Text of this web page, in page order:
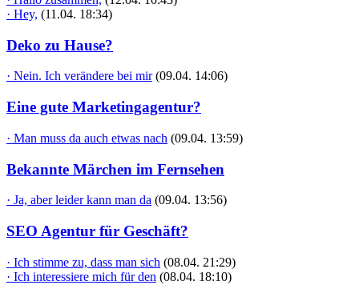
· Hey, (11.04. 18:34)
Deko zu Hause?
· Nein. Ich verändere bei mir (09.04. 14:06)
Eine gute Marketingagentur?
· Man muss da auch etwas nach (09.04. 13:59)
Bekannte Märchen im Fernsehen
· Ja, aber leider kann man da (09.04. 13:56)
SEO Agentur für Geschäft?
· Ich stimme zu, dass man sich (08.04. 21:29)
· Ich interessiere mich für den (08.04. 18:10)